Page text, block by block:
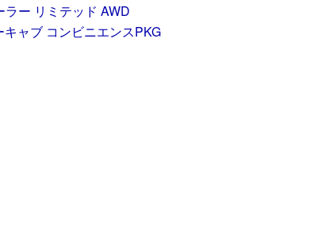
ー リミテッド AWD
ャブ コンビニエンスPKG